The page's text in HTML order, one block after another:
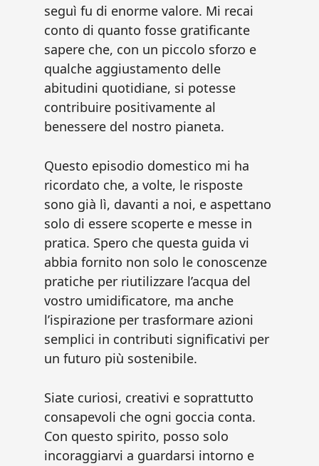
seguì fu di enorme valore. Mi recai
conto di quanto fosse gratificante
sapere che, con un piccolo sforzo e
qualche aggiustamento delle
abitudini quotidiane, si potesse
contribuire positivamente al
benessere del nostro pianeta.
Questo episodio domestico mi ha
ricordato che, a volte, le risposte
sono già lì, davanti a noi, e aspettano
solo di essere scoperte e messe in
pratica. Spero che questa guida vi
abbia fornito non solo le conoscenze
pratiche per riutilizzare l’acqua del
vostro umidificatore, ma anche
l’ispirazione per trasformare azioni
semplici in contributi significativi per
un futuro più sostenibile.
Siate curiosi, creativi e soprattutto
consapevoli che ogni goccia conta.
Con questo spirito, posso solo
incoraggiarvi a guardarsi intorno e